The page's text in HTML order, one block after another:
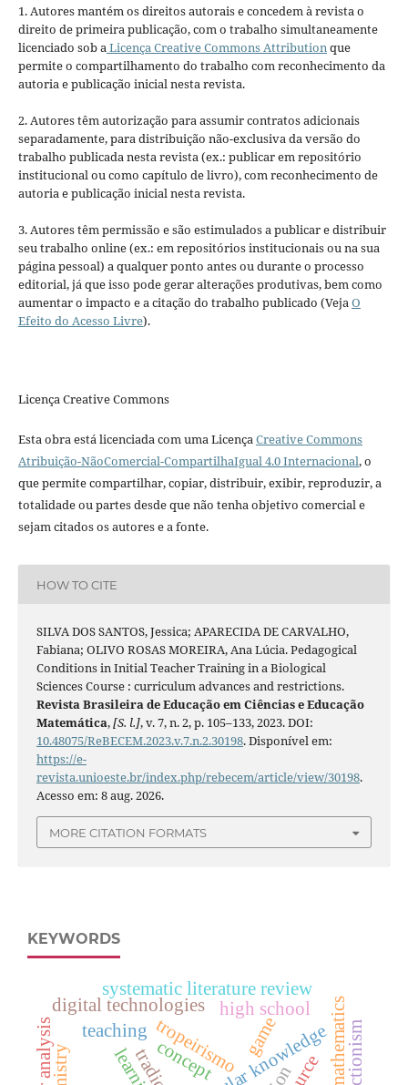
1. Autores mantém os direitos autorais e concedem à revista o
direito de primeira publicação, com o trabalho simultaneamente
licenciado sob aLicença Creative Commons Attributionque
permite o compartilhamento do trabalho com reconhecimento da
autoria e publicação inicial nesta revista.
2. Autores têm autorização para assumir contratos adicionais
separadamente, para distribuição não-exclusiva da versão do
trabalho publicada nesta revista (ex.: publicar em repositório
institucional ou como capítulo de livro), com reconhecimento de
autoria e publicação inicial nesta revista.
3. Autores têm permissão e são estimulados a publicar e distribuir
seu trabalho online (ex.: em repositórios institucionais ou na sua
página pessoal) a qualquer ponto antes ou durante o processo
editorial, já que isso pode gerar alterações produtivas, bem como
aumentar o impacto e a citação do trabalho publicado (VejaO
Efeito do Acesso Livre).
Licença Creative Commons
Esta obra está licenciada com uma LicençaCreative Commons
Atribuição-NãoComercial-CompartilhaIgual 4.0 Internacional, o
que permite compartilhar, copiar, distribuir, exibir, reproduzir, a
totalidade ou partes desde que não tenha objetivo comercial e
sejam citados os autores e a fonte.
HOW TO CITE
SILVA DOS SANTOS, Jessica; APARECIDA DE CARVALHO,
Fabiana; OLIVO ROSAS MOREIRA, Ana Lúcia. Pedagogical
Conditions in Initial Teacher Training in a Biological
Sciences Course : curriculum advances and restrictions.
Revista Brasileira de Educação em Ciências e Educação
Matemática,[S. l.], v. 7, n. 2, p. 105–133, 2023. DOI:
10.48075/ReBECEM.2023.v.7.n.2.30198. Disponível em:
https://e-
revista.unioeste.br/index.php/rebecem/article/view/30198.
Acesso em: 8 aug. 2026.
MORE CITATION FORMATS
KEYWORDS
tropeirismo
digital technologies
systematic literature review
teaching
concept game
high school